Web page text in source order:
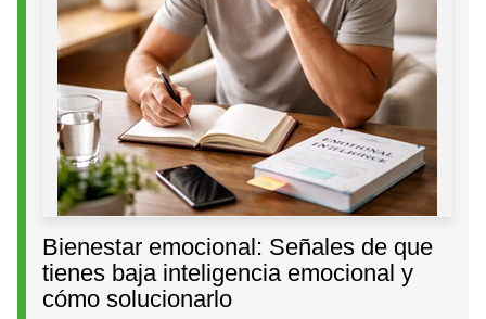
Bienestar emocional: Señales de que
tienes baja inteligencia emocional y
cómo solucionarlo